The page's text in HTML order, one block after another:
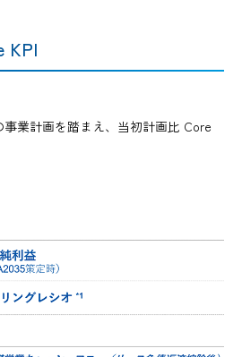
KPI
事業計画を踏まえ、当初計画比 Core